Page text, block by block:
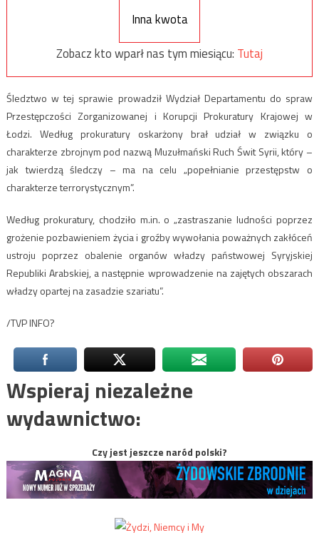
Inna kwota
Zobacz kto wparł nas tym miesiącu: Tutaj
Śledztwo w tej sprawie prowadził Wydział Departamentu do spraw
Przestępczości Zorganizowanej i Korupcji Prokuratury Krajowej w
Łodzi. Według prokuratury oskarżony brał udział w związku o
charakterze zbrojnym pod nazwą Muzułmański Ruch Świt Syrii, który –
jak twierdzą śledczy – ma na celu „popełnianie przestępstw o
charakterze terrorystycznym”.
Według prokuratury, chodziło m.in. o „zastraszanie ludności poprzez
grożenie pozbawieniem życia i groźby wywołania poważnych zakłóceń
ustroju poprzez obalenie organów władzy państwowej Syryjskiej
Republiki Arabskiej, a następnie wprowadzenie na zajętych obszarach
władzy opartej na zasadzie szariatu”.
/TVP INFO?
Wspieraj niezależne
wydawnictwo:
Czy jest jeszcze naród polski?